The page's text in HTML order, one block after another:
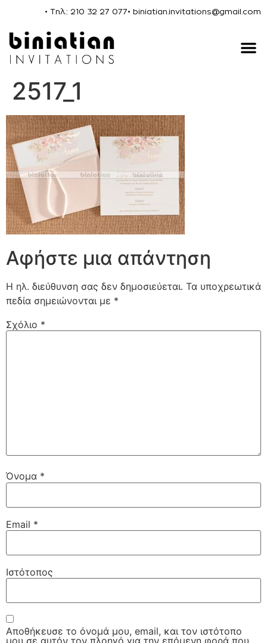
• Τηλ.: 210 32 27 077• biniatian.invitations@gmail.com
2517_1
Αφήστε μια απάντηση
Η ηλ. διεύθυνση σας δεν δημοσιεύεται. Τα υποχρεωτικά
πεδία σημειώνονται με *
Σχόλιο *
Όνομα *
Email *
Ιστότοπος
Αποθήκευσε το όνομά μου, email, και τον ιστότοπο
μου σε αυτόν τον πλοηγό για την επόμενη φορά που